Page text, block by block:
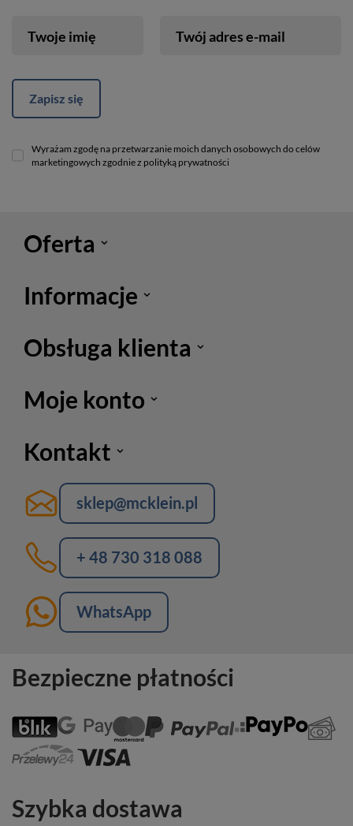
Twoje imię Twój adres e-mail
Zapisz się
Wyrażam zgodę na przetwarzanie moich danych osobowych do celów
marketingowych zgodnie z polityką prywatności
Oferta
Informacje
Obsługa klienta
Moje konto
Kontakt
sklep@mcklein.pl
+ 48 730 318 088
WhatsApp
Bezpieczne płatności
Szybka dostawa